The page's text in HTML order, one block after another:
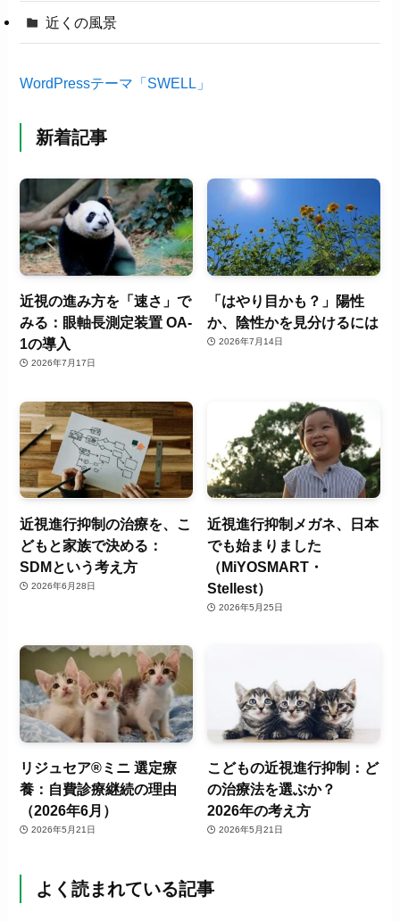
近くの風景
WordPressテーマ「SWELL」
新着記事
近視の進み方を「速さ」で
みる：眼軸長測定装置 OA-
1の導入
2026年7月17日
「はやり目かも？」陽性
か、陰性かを見分けるには
2026年7月14日
近視進行抑制の治療を、こ
どもと家族で決める：
SDMという考え方
2026年6月28日
近視進行抑制メガネ、日本
でも始まりました
（MiYOSMART・
Stellest）
2026年5月25日
リジュセア®ミニ 選定療
養：自費診療継続の理由
（2026年6月）
2026年5月21日
こどもの近視進行抑制：ど
の治療法を選ぶか？
2026年の考え方
2026年5月21日
よく読まれている記事